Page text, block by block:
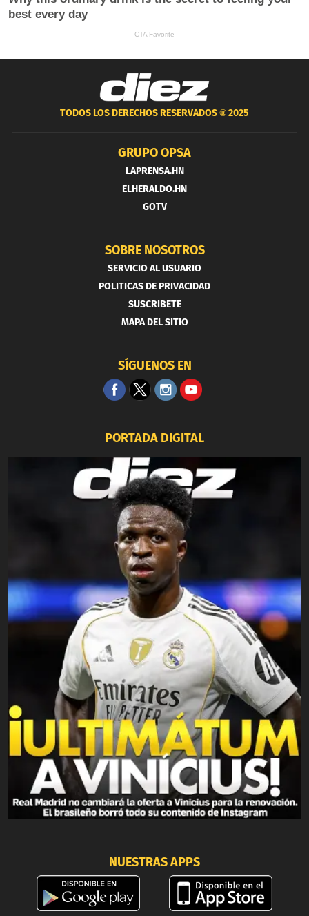
TODOS LOS DERECHOS RESERVADOS ®2025
GRUPO OPSA
LAPRENSA.HN
ELHERALDO.HN
GOTV
SOBRE NOSOTROS
SERVICIO AL USUARIO
POLITICAS DE PRIVACIDAD
SUSCRIBETE
MAPA DEL SITIO
SÍGUENOS EN
PORTADA DIGITAL
NUESTRAS APPS